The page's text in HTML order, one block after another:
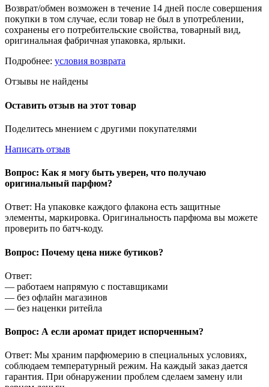
Возврат/обмен возможен в течение 14 дней после совершения
покупки в том случае, если товар не был в употреблении,
сохранены его потребительские свойства, товарный вид,
оригинальная фабричная упаковка, ярлыки.
Подробнее: условия возврата
Отзывы не найдены
Оставить отзыв на этот товар
Поделитесь мнением с другими покупателями
Написать отзыв
Вопрос: Как я могу быть уверен, что получаю
оригинальный парфюм?
Ответ: На упаковке каждого флакона есть защитные
элементы, маркировка. Оригинальность парфюма вы можете
проверить по батч-коду.
Вопрос: Почему цена ниже бутиков?
Ответ:
— работаем напрямую с поставщиками
— без офлайн магазинов
— без наценки ритейла
Вопрос: А если аромат придет испорченным?
Ответ: Мы храним парфюмерию в специальных условиях,
соблюдаем температурный режим. На каждый заказ дается
гарантия. При обнаружении проблем сделаем замену или